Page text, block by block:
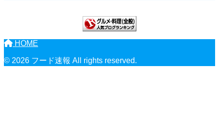
HOME
© 2026 フード速報 All rights reserved.